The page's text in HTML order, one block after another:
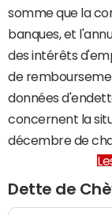
somme que la
banques, et
des intérêts
de
données
concernent la
décembre de
Dette de